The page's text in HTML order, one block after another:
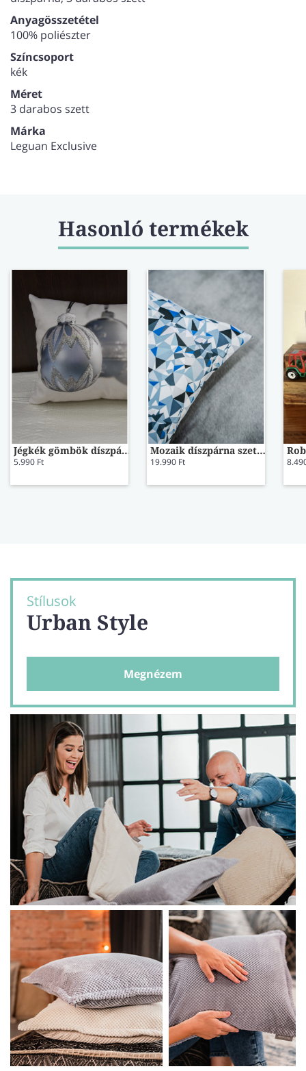
Anyagösszetétel
100% poliészter
Színcsoport
kék
Méret
3 darabos szett
Márka
Leguan Exclusive
Hasonló termékek
Jégkék gömbök díszpárna
5.990 Ft
Mozaik díszpárna szett 37
19.990 Ft
Stílusok
Urban Style
Megnézem